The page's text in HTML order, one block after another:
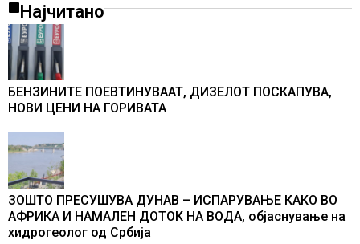
Најчитано
БЕНЗИНИТЕ ПОЕВТИНУВААТ, ДИЗЕЛОТ ПОСКАПУВА,
НОВИ ЦЕНИ НА ГОРИВАТА
ЗОШТО ПРЕСУШУВА ДУНАВ – ИСПАРУВАЊЕ КАКО ВО
АФРИКА И НАМАЛЕН ДОТОК НА ВОДА, објаснување на
хидрогеолог од Србија